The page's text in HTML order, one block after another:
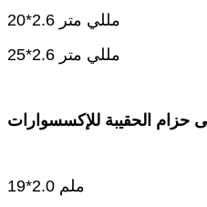
20*2.6 مللي متر
25*2.6 مللي متر
19*2.0 ملم